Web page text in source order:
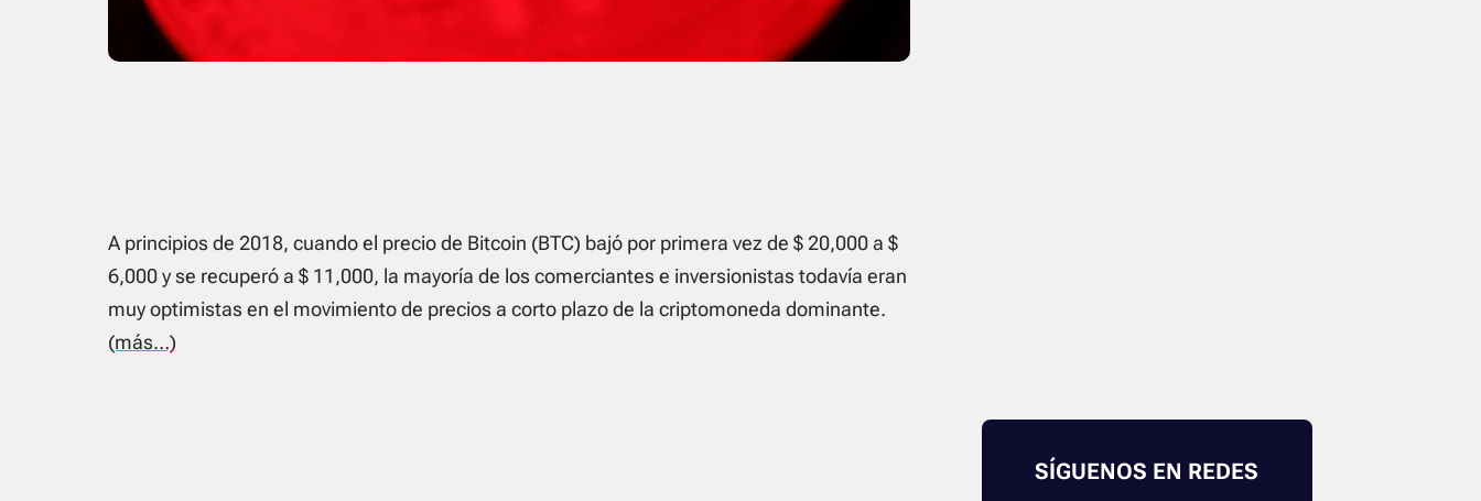
A principios de 2018, cuando el precio de Bitcoin (BTC) bajó por primera vez de $ 20,000 a $
6,000 y se recuperó a $ 11,000, la mayoría de los comerciantes e inversionistas todavía eran
muy optimistas en el movimiento de precios a corto plazo de la criptomoneda dominante.
(más…)
SÍGUENOS EN REDES